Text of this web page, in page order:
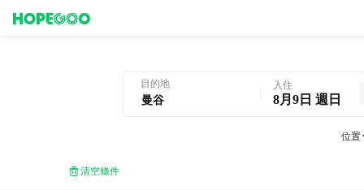
目的地 入住
8月9日 週日
位置
清空條件